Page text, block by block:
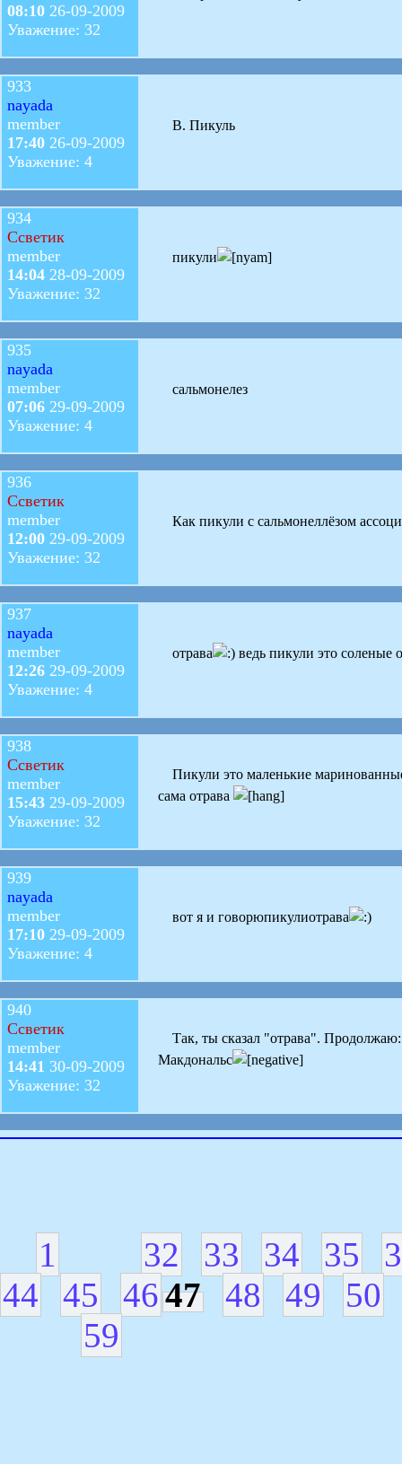
08:10 26-09-2009
Уважение: 32
933
nayada
member
17:40 26-09-2009
Уважение: 4
В. Пикуль
934
Ссветик
member
14:04 28-09-2009
Уважение: 32
пикули
935
nayada
member
07:06 29-09-2009
Уважение: 4
сальмонелез
936
Ссветик
member
12:00 29-09-2009
Уважение: 32
Как пикули с сальмонеллёзом
937
nayada
member
12:26 29-09-2009
Уважение: 4
отрава ведь пикули это
938
Ссветик
member
15:43 29-09-2009
Уважение: 32
Пикули это маленькие
сама отрава
939
nayada
member
17:10 29-09-2009
Уважение: 4
вот я и говорюпикулиотрава
940
Ссветик
member
14:41 30-09-2009
Уважение: 32
Так, ты сказал "отрава". Продолжаю:
Макдональс
1 32 33 34 35
44
45 4647 48 49
50
59